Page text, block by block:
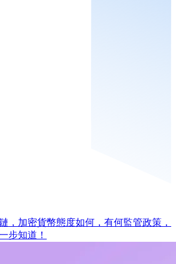
，加密貨幣態度如何，有何監管政策，
步知道！